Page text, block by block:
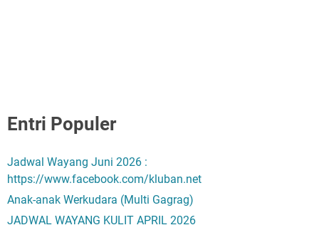
Entri Populer
Jadwal Wayang Juni 2026 :
https://www.facebook.com/kluban.net
Anak-anak Werkudara (Multi Gagrag)
JADWAL WAYANG KULIT APRIL 2026